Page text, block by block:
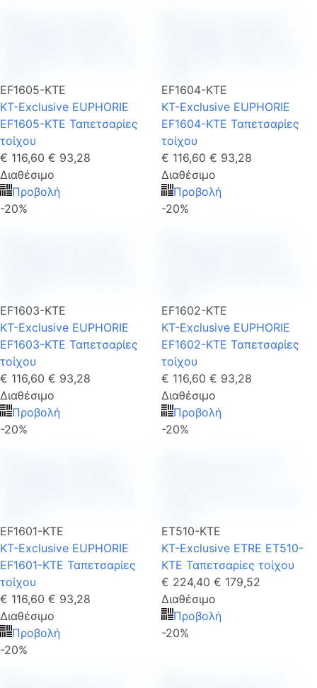
EF1605-KTE
KT-Exclusive EUPHORIE
EF1605-KTE Ταπετσαρίες
τοίχου
€ 116,60 € 93,28
Διαθέσιμο
Προβολή
-20%
EF1604-KTE
KT-Exclusive EUPHORIE
EF1604-KTE Ταπετσαρίες
τοίχου
€ 116,60 € 93,28
Διαθέσιμο
Προβολή
-20%
EF1603-KTE
KT-Exclusive EUPHORIE
EF1603-KTE Ταπετσαρίες
τοίχου
€ 116,60 € 93,28
Διαθέσιμο
Προβολή
-20%
EF1602-KTE
KT-Exclusive EUPHORIE
EF1602-KTE Ταπετσαρίες
τοίχου
€ 116,60 € 93,28
Διαθέσιμο
Προβολή
-20%
EF1601-KTE
KT-Exclusive EUPHORIE
EF1601-KTE Ταπετσαρίες
τοίχου
€ 116,60 € 93,28
Διαθέσιμο
Προβολή
-20%
ET510-KTE
KT-Exclusive ETRE ET510-
KTE Ταπετσαρίες τοίχου
€ 224,40 € 179,52
Διαθέσιμο
Προβολή
-20%